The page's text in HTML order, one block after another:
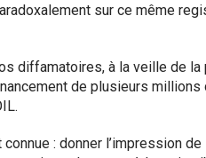
sur ce même
diffamatoires, à la veille de
de plusieurs millions
: donner l’impression de